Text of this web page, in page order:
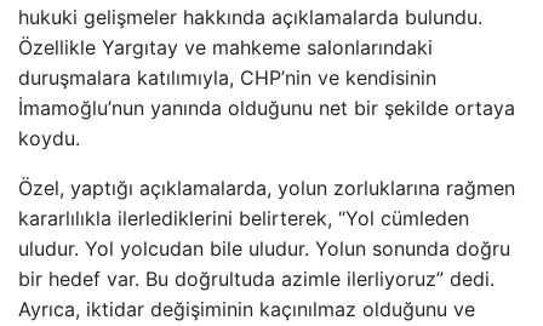
hukuki gelişmeler hakkında açıklamalarda bulundu.
Özellikle Yargıtay ve mahkeme salonlarındaki
duruşmalara katılımıyla, CHP’nin ve kendisinin
İmamoğlu’nun yanında olduğunu net bir şekilde ortaya
koydu.
Özel, yaptığı açıklamalarda, yolun zorluklarına rağmen
kararlılıkla ilerlediklerini belirterek, “Yol cümleden
uludur. Yol yolcudan bile uludur. Yolun sonunda doğru
bir hedef var. Bu doğrultuda azimle ilerliyoruz” dedi.
Ayrıca, iktidar değişiminin kaçınılmaz olduğunu ve